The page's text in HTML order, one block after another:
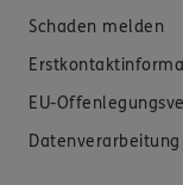
Schaden melden
EU-
Datenverarbeitung